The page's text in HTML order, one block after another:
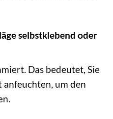
selbstklebend oder
Das bedeutet, Sie
anfeuchten, um den